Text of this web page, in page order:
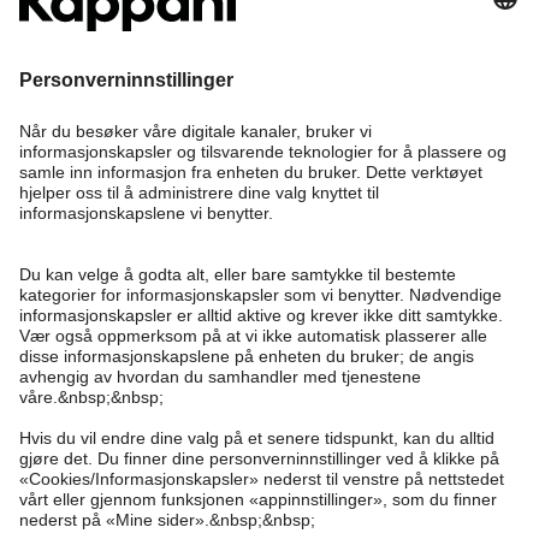
Bli medlem
Kundeservice
Vanlige spørsmål
Bestilling
Kontakt oss
Finn butikk
Kappahl Club
Logg inn
Kappahl Club
Medlemsvilkår
Om oss
Bærekraft
Jobbe hos oss
Vilkår & retningslinjer
Kjøpsvilkår
Mer fra oss